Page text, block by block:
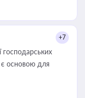
+7
господарських
є основою для